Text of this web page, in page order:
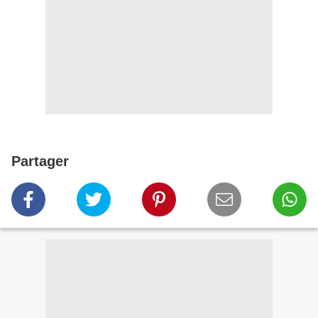
Partager